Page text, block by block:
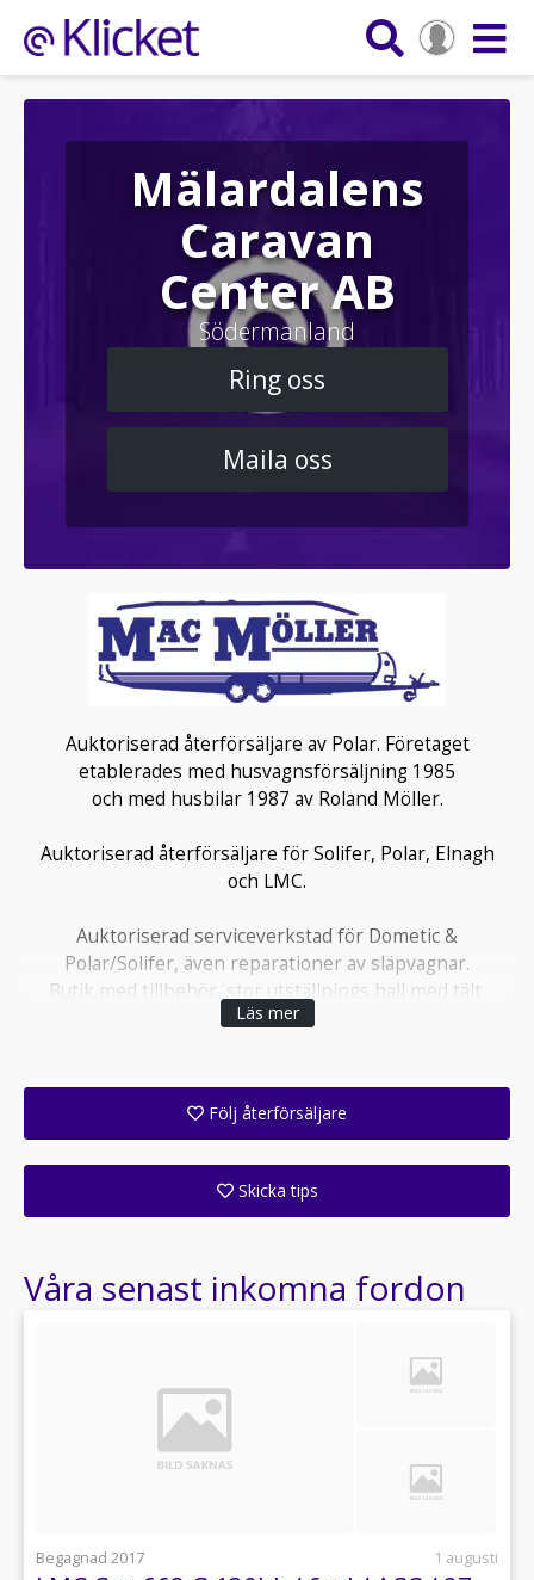
Mälardalens
Caravan
Center AB
Södermanland
Ring oss
Maila oss
Auktoriserad återförsäljare av Polar. Företaget
etablerades med husvagnsförsäljning 1985
och med husbilar 1987 av Roland Möller.
Auktoriserad återförsäljare för Solifer, Polar, Elnagh
och LMC.
Auktoriserad serviceverkstad för Dometic &
Polar/Solifer, även reparationer av släpvagnar.
Butik med tillbehör, stor utställnings hall med tält,
husvagnar och husbilar.
Välkommen ut till Stora Blå.
Läs mer
Följ återförsäljare
Skicka tips
Våra senast inkomna fordon
Begagnad 2017 1 augusti